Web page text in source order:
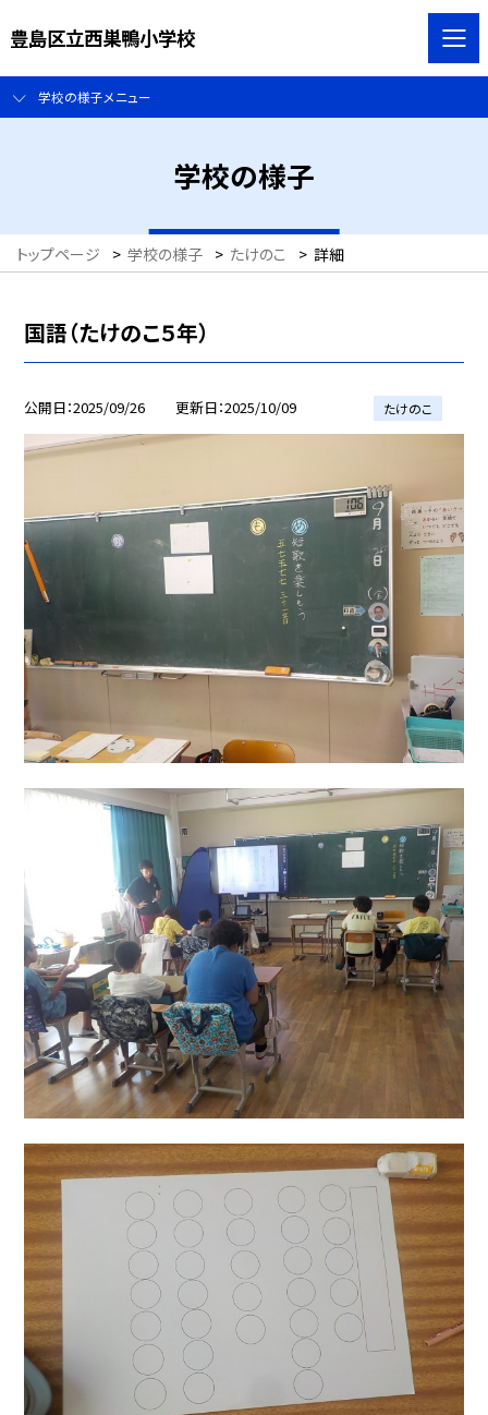
豊島区立西巣鴨小学校
学校の様子メニュー
学校の様子
トップページ > 学校の様子 > たけのこ > 詳細
国語（たけのこ５年）
公開日 2025/09/26 更新日 2025/10/09 たけのこ